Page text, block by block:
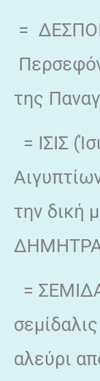
=
της
= ΙΣΙΣ
την δική
=
αλεύρι